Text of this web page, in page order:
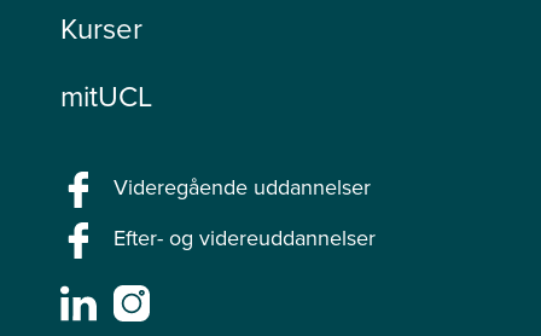
Kurser
mitUCL
Videregående uddannelser
Efter- og videreuddannelser